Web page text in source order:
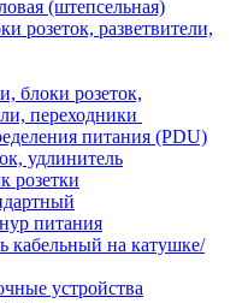
(штепсельная)
розеток, разветвители,
блоки розеток,
переходники
питания (PDU)
удлинитель
розетки
питания
кабельный на катушке/
устройства